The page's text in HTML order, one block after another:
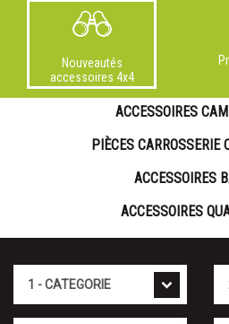
Nouveautés
accessoires 4x4
ACCESSOIRES
PIÈCES CARROSSERIE
ACCESSOIRES
ACCESSOIRES